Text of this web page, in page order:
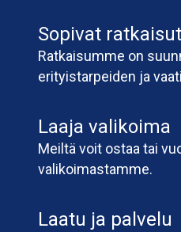
Sopivat ratkaisut
Ratkaisumme on
erityistarpeiden ja
Laaja valikoima
Meiltä voit ostaa tai
valikoimastamme.
Laatu ja palvelu